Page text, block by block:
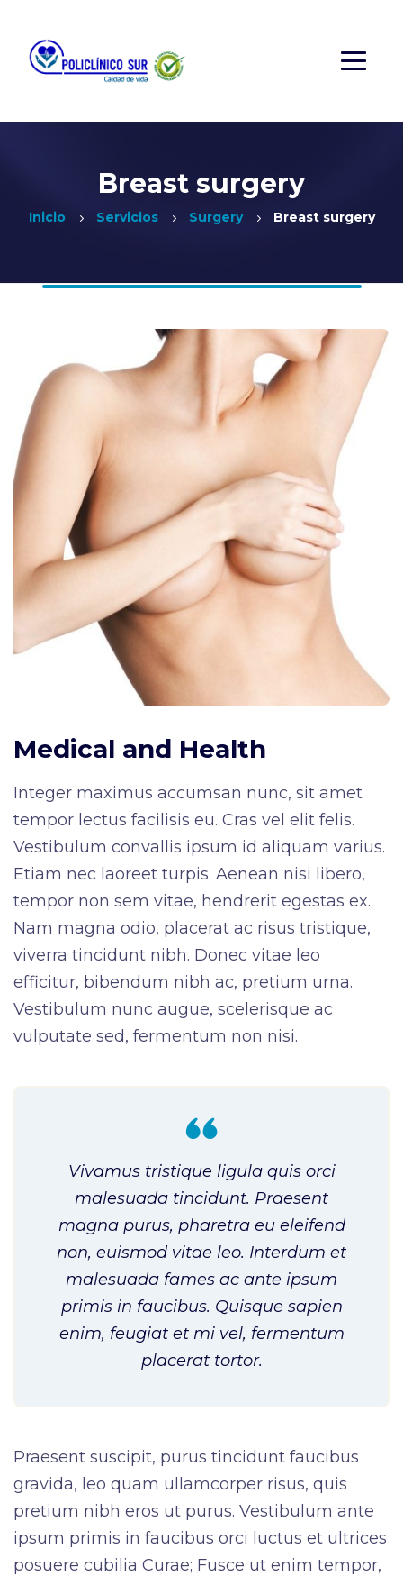
Breast surgery
Inicio Servicios Surgery Breast surgery
Medical and Health
Integer maximus accumsan nunc, sit amet
tempor lectus facilisis eu. Cras vel elit felis.
Vestibulum convallis ipsum id aliquam varius.
Etiam nec laoreet turpis. Aenean nisi libero,
tempor non sem vitae, hendrerit egestas ex.
Nam magna odio, placerat ac risus tristique,
viverra tincidunt nibh. Donec vitae leo
efficitur, bibendum nibh ac, pretium urna.
Vestibulum nunc augue, scelerisque ac
vulputate sed, fermentum non nisi.
Vivamus tristique ligula quis orci
malesuada tincidunt. Praesent
magna purus, pharetra eu eleifend
non, euismod vitae leo. Interdum et
malesuada fames ac ante ipsum
primis in faucibus. Quisque sapien
enim, feugiat et mi vel, fermentum
placerat tortor.
Praesent suscipit, purus tincidunt faucibus
gravida, leo quam ullamcorper risus, quis
pretium nibh eros ut purus. Vestibulum ante
ipsum primis in faucibus orci luctus et ultrices
posuere cubilia Curae; Fusce ut enim tempor,